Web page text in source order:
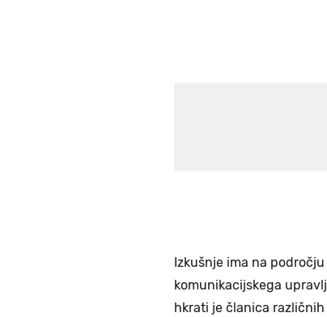
Izkušnje ima na
komunikacijskega
hkrati je članica